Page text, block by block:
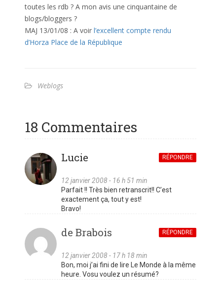
toutes les rdb ? A mon avis une cinquantaine de
blogs/bloggers ?
MAJ 13/01/08 : A voir l’excellent compte rendu
d’Horza Place de la République
Weblogs
18 Commentaires
Lucie
12 janvier 2008 - 16 h 51 min
RÉPONDRE
Parfait !! Très bien retranscrit!! C’est
exactement ça, tout y est!
Bravo!
de Brabois
12 janvier 2008 - 17 h 18 min
RÉPONDRE
Bon, moi j’ai fini de lire Le Monde à la même
heure. Vosu voulez un résumé?